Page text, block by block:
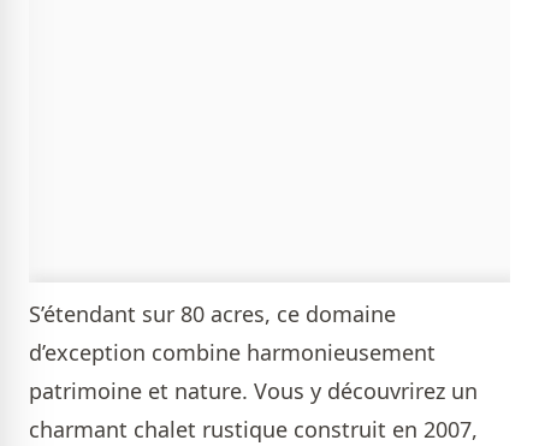
S’étendant sur 80 acres, ce domaine
d’exception combine harmonieusement
patrimoine et nature. Vous y découvrirez un
charmant chalet rustique construit en 2007,